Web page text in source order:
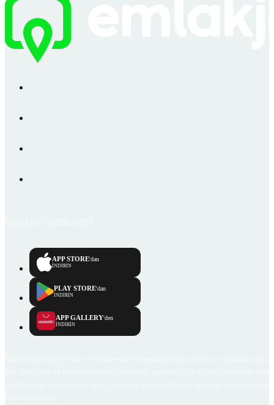
APP STORE'dan
İNDİRİN
PLAY STORE'dan
İNDİRİN
APP GALLERY'den
İNDİRİN